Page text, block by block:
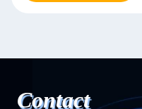
Contact